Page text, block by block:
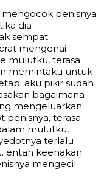
penisnya
dia
sempat
mengenai
mulutku, terasa
memintaku untuk
aku pikir sudah
bagaimana
mengeluarkan
penisnya, terasa
mulutku,
terlalu
keenakan
mengecil